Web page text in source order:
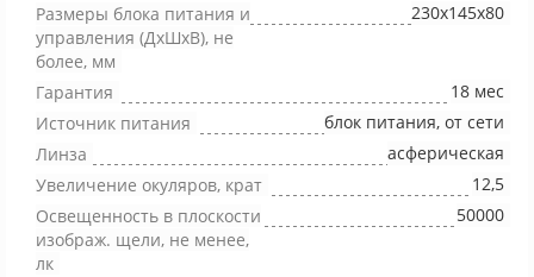
Размеры блока питания и
управления (ДхШхВ), не
более, мм
230х145х80
Гарантия
18 мес
Источник питания
блок питания, от сети
Линза
асферическая
Увеличение окуляров, крат
12,5
Освещенность в плоскости
изображ. щели, не менее,
лк
50000